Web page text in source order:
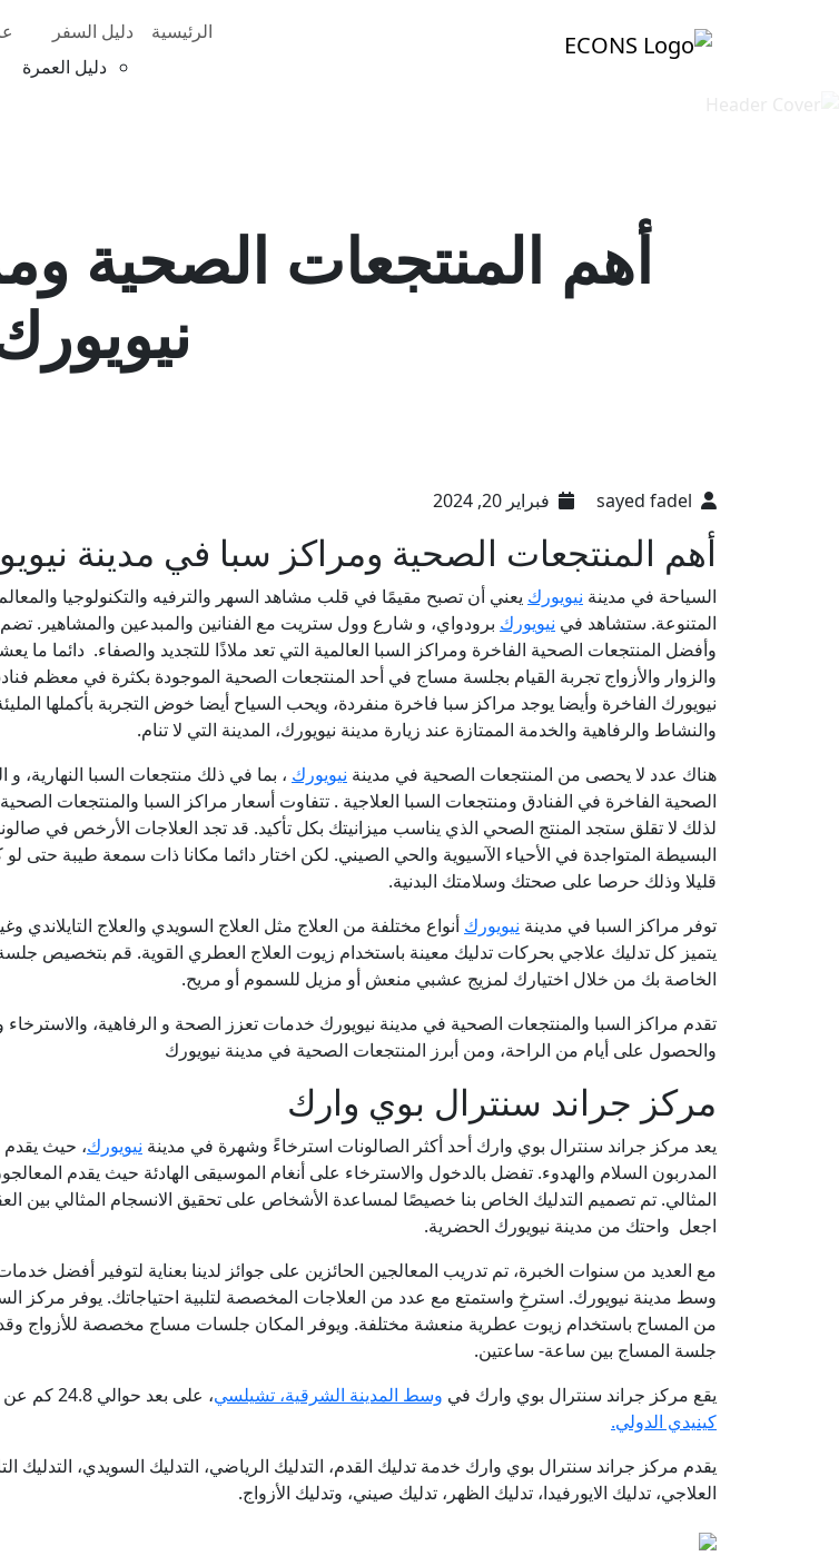
الرئيسية
دليل السفر
دليل العمرة
أهم المنتجعات الصحية
فبراير 20, 2024
أهم المنتجعات الصحية ومراكز سبا في مدينة
السياحة في مدينة نيويورك يعني أن تصبح مقيمًا في قلب مشاهد السهر والترفيه والتكنولوجيا
المتنوعة. ستشاهد في نيويورك برودواي، و شارع وول ستريت مع الفنانين والمبدعين والمشاهير. تضم
وأفضل المنتجعات الصحية الفاخرة ومراكز السبا العالمية التي تعد ملاذًا للتجديد والصفاء. دائما ما
والزوار والأزواج تجربة القيام بجلسة مساج في أحد المنتجعات الصحية الموجودة بكثرة في معظم
نيويورك الفاخرة وأيضا يوجد مراكز سبا فاخرة منفردة، ويحب السياح أيضا خوض التجربة بأكملها
والنشاط والرفاهية والخدمة الممتازة عند زيارة مدينة نيويورك، المدينة التي لا تنام.
هناك عدد لا يحصى من المنتجعات الصحية في مدينة نيويورك ، بما في ذلك منتجعات السبا النهارية، و
الصحية الفاخرة في الفنادق ومنتجعات السبا العلاجية . تتفاوت أسعار مراكز السبا والمنتجعات
لذلك لا تقلق ستجد المنتج الصحي الذي يناسب ميزانيتك بكل تأكيد. قد تجد العلاجات الأرخص في
البسيطة المتواجدة في الأحياء الآسيوية والحي الصيني. لكن اختار دائما مكانا ذات سمعة طيبة حتى
قليلا وذلك حرصا على صحتك وسلامتك البدنية.
توفر مراكز السبا في مدينة نيويورك أنواع مختلفة من العلاج مثل العلاج السويدي والعلاج التايلاندي
يتميز كل تدليك علاجي بحركات تدليك معينة باستخدام زيوت العلاج العطري القوية. قم بتخصيص جلسة
الخاصة بك من خلال اختيارك لمزيج عشبي منعش أو مزيل للسموم أو مريح.
تقدم مراكز السبا والمنتجعات الصحية في مدينة نيويورك خدمات تعزز الصحة و الرفاهية، والاسترخاء
والحصول على أيام من الراحة، ومن أبرز المنتجعات الصحية في مدينة نيويورك
مركز جراند سنترال بوي وارك
يعد مركز جراند سنترال بوي وارك أحد أكثر الصالونات استرخاءً وشهرة في مدينة نيويورك، حيث يقدم
المدربون السلام والهدوء. تفضل بالدخول والاسترخاء على أنغام الموسيقى الهادئة حيث يقدم المعالجون
المثالي. تم تصميم التدليك الخاص بنا خصيصًا لمساعدة الأشخاص على تحقيق الانسجام المثالي بين
اجعل واحتك من مدينة نيويورك الحضرية.
مع العديد من سنوات الخبرة، تم تدريب المعالجين الحائزين على جوائز لدينا بعناية لتوفير أفضل
وسط مدينة نيويورك. استرخِ واستمتع مع عدد من العلاجات المخصصة لتلبية احتياجاتك. يوفر مركز
من المساج باستخدام زيوت عطرية منعشة مختلفة. ويوفر المكان جلسات مساج مخصصة للأزواج
جلسة المساج بين ساعة- ساعتين.
يقع مركز جراند سنترال بوي وارك في وسط المدينة الشرقية، تشيلسي، على بعد حوالي 24.8 كم عن
كينيدي الدولي.
يقدم مركز جراند سنترال بوي وارك خدمة تدليك القدم، التدليك الرياضي، التدليك السويدي، التدليك
العلاجي، تدليك الايورفيدا، تدليك الظهر، تدليك صيني، وتدليك الأزواج.